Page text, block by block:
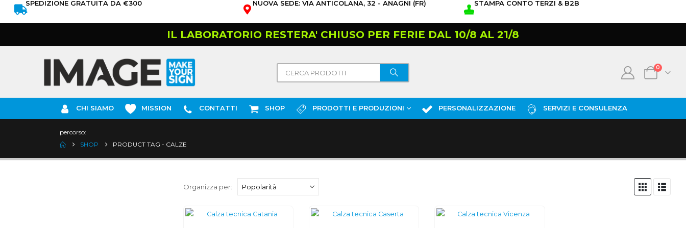
SPEDIZIONE GRATUITA DA €300 NUOVA SEDE: VIA ANTICOLANA, 32 - ANAGNI (FR) STAMPA CONTO TERZI & B2B
IL LABORATORIO RESTERA' CHIUSO PER FERIE DAL 10/8 AL 21/8
0
CHI SIAMO MISSION CONTATTI SHOP PRODOTTI E PRODUZIONI PERSONALIZZAZIONE SERVIZI E CONSULENZA
percorso:
SHOP
PRODUCT TAG - CALZE
Organizza per: